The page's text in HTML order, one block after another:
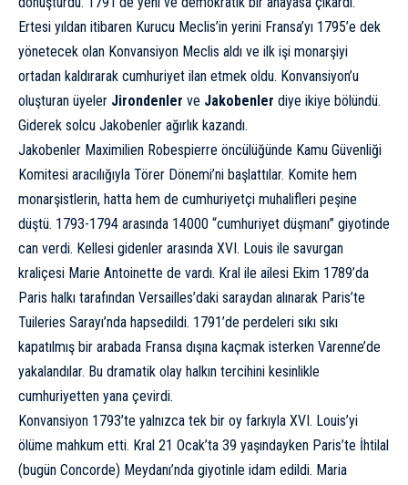
Ertesi yıldan itibaren Kurucu Meclis’in yerini Fransa’yı 1795’e dek
yönetecek olan Konvansiyon Meclis aldı ve ilk işi monarşiyi
ortadan kaldırarak cumhuriyet ilan etmek oldu. Konvansiyon’u
oluşturan üyeler Jirondenler ve Jakobenler diye ikiye bölündü.
Giderek solcu Jakobenler ağırlık kazandı.
Jakobenler Maximilien Robespierre öncülüğünde Kamu Güvenliği
Komitesi aracılığıyla Törer Dönemi’ni başlattılar. Komite hem
monarşistlerin, hatta hem de cumhuriyetçi muhalifleri peşine
düştü. 1793-1794 arasında 14000 “cumhuriyet düşmanı” giyotinde
can verdi. Kellesi gidenler arasında XVI. Louis ile savurgan
kraliçesi Marie Antoinette de vardı. Kral ile ailesi Ekim 1789’da
Paris halkı tarafından Versailles’daki saraydan alınarak Paris’te
Tuileries Sarayı’nda hapsedildi. 1791’de perdeleri sıkı sıkı
kapatılmış bir arabada Fransa dışına kaçmak isterken Varenne’de
yakalandılar. Bu dramatik olay halkın tercihini kesinlikle
cumhuriyetten yana çevirdi.
Konvansiyon 1793’te yalnızca tek bir oy farkıyla XVI. Louis’yi
ölüme mahkum etti. Kral 21 Ocak’ta 39 yaşındayken Paris’te İhtilal
(bugün Concorde) Meydanı’nda giyotinle idam edildi. Maria